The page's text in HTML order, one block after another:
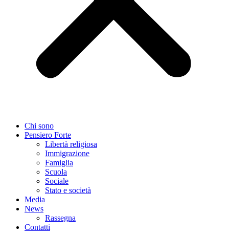
Chi sono
Pensiero Forte
Libertà religiosa
Immigrazione
Famiglia
Scuola
Sociale
Stato e società
Media
News
Rassegna
Contatti